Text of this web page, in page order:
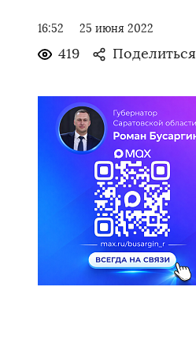
16:52 25 июня 2022
419 Поделиться